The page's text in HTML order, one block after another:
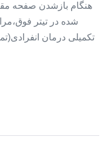
هنگام بازشدن صفحه
شده در تیتر
تکمیلی درمان